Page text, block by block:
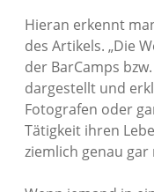
Hieran erkennt
des Artikels. „Die
der BarCamps
dargestellt und
Fotografen oder
Tätigkeit ihren
ziemlich genau gar